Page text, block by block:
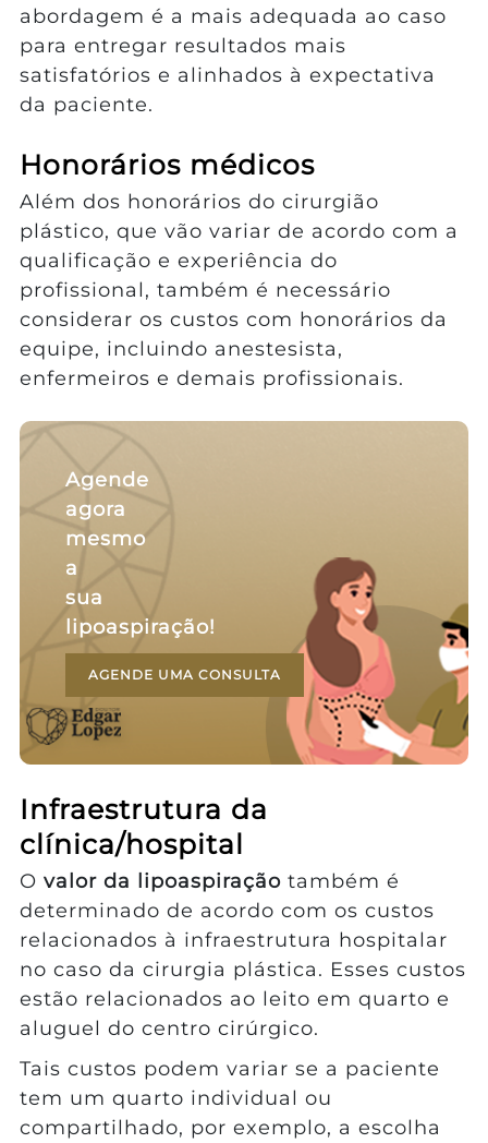
abordagem é a mais adequada ao caso
para entregar resultados mais
satisfatórios e alinhados à expectativa
da paciente.
Honorários médicos
Além dos honorários do cirurgião
plástico, que vão variar de acordo com a
qualificação e experiência do
profissional, também é necessário
considerar os custos com honorários da
equipe, incluindo anestesista,
enfermeiros e demais profissionais.
Agende
agora
mesmo
a
sua
lipoaspiração!
AGENDE UMA CONSULTA
Infraestrutura da
clínica/hospital
O valor da lipoaspiraçãotambém é
determinado de acordo com os custos
relacionados à infraestrutura hospitalar
no caso da cirurgia plástica. Esses custos
estão relacionados ao leito em quarto e
aluguel do centro cirúrgico.
Tais custos podem variar se a paciente
tem um quarto individual ou
compartilhado, por exemplo, a escolha